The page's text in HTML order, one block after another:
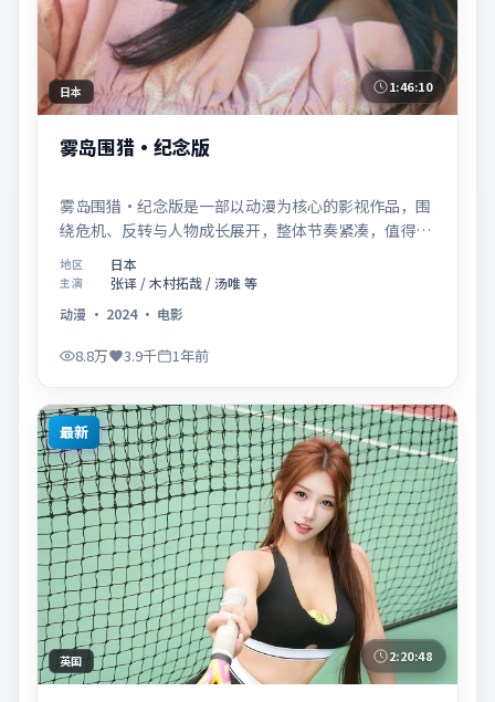
日本 1:46:10
雾岛围猎·纪念版
雾岛围猎·纪念版是一部以动漫为核心的影视作品，围
绕危机、反转与人物成长展开，整体节奏紧凑，值得推
荐观看。
地区 日本
主演
张译 / 木村拓哉 / 汤唯 等
动漫 · 2024· 电影
8.8万 3.9千 1年前
最新
英国 2:20:48